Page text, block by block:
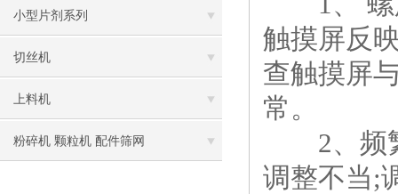
小型片剂系列
切丝机
上料机
粉碎机 颗粒机 配件筛网
触摸屏反
查触摸屏
常。
2、频繁
调整不当;